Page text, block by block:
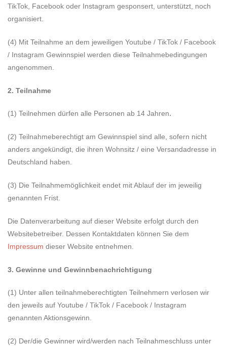
TikTok, Facebook oder Instagram gesponsert, unterstützt, noch
organisiert.
(4) Mit Teilnahme an dem jeweiligen Youtube / TikTok / Facebook
/ Instagram Gewinnspiel werden diese Teilnahmebedingungen
angenommen.
2. Teilnahme
(1) Teilnehmen dürfen alle Personen ab 14 Jahren.
(2) Teilnahmeberechtigt am Gewinnspiel sind alle, sofern nicht
anders angekündigt, die ihren Wohnsitz / eine Versandadresse in
Deutschland haben.
(3) Die Teilnahmemöglichkeit endet mit Ablauf der im jeweilig
genannten Frist.
Die Datenverarbeitung auf dieser Website erfolgt durch den
Websitebetreiber. Dessen Kontaktdaten können Sie dem
Impressum dieser Website entnehmen.
3. Gewinne und Gewinnbenachrichtigung
(1) Unter allen teilnahmeberechtigten Teilnehmern verlosen wir
den jeweils auf Youtube / TikTok / Facebook / Instagram
genannten Aktionsgewinn.
(2) Der/die Gewinner wird/werden nach Teilnahmeschluss unter